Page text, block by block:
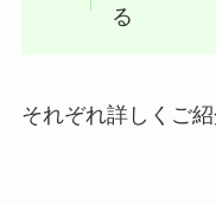
る
それぞれ詳しくご